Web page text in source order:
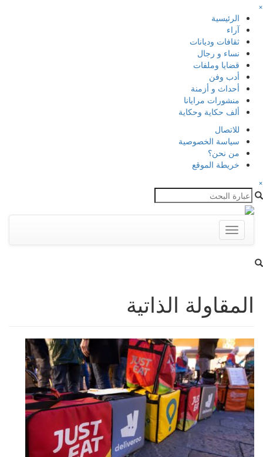
×
الرئيسية
آراء
ثقافات وديانات
نساء و رجال
قضايا وملفات
أدب وفن
أحداث و أزمنة
منشورات مرايانا
ألف حكاية وحكاية
للاتصال
سياسة الخصوصية
من نحن؟
خريطة الموقع
×
Toggle
navigation
المقاولة الذاتية